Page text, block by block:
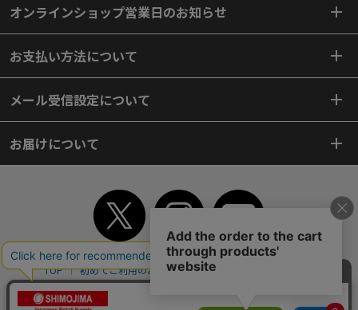
オンラインショップ営業日のお知らせ
お支払い方法について
メール受信設定について
お届けについて
TOP 初めてご利用のお客様へ ご利用案内
個人情報保護方針
よくあるご質問